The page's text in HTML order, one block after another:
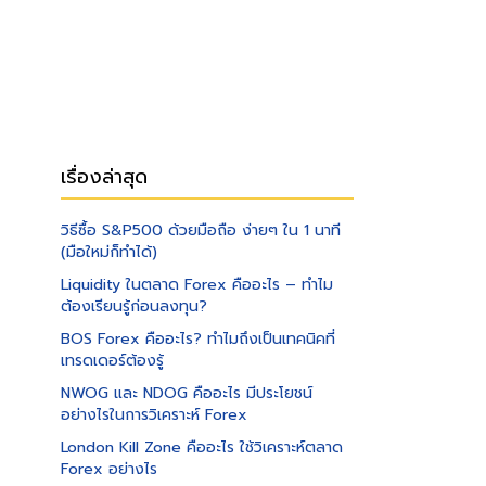
เรื่องล่าสุด
วิธีซื้อ S&P500 ด้วยมือถือ ง่ายๆ ใน 1 นาที
(มือใหม่ก็ทำได้)
Liquidity ในตลาด Forex คืออะไร – ทำไม
ต้องเรียนรู้ก่อนลงทุน?
BOS Forex คืออะไร? ทำไมถึงเป็นเทคนิคที่
เทรดเดอร์ต้องรู้
NWOG และ NDOG คืออะไร มีประโยชน์
อย่างไรในการวิเคราะห์ Forex
London Kill Zone คืออะไร ใช้วิเคราะห์ตลาด
Forex อย่างไร